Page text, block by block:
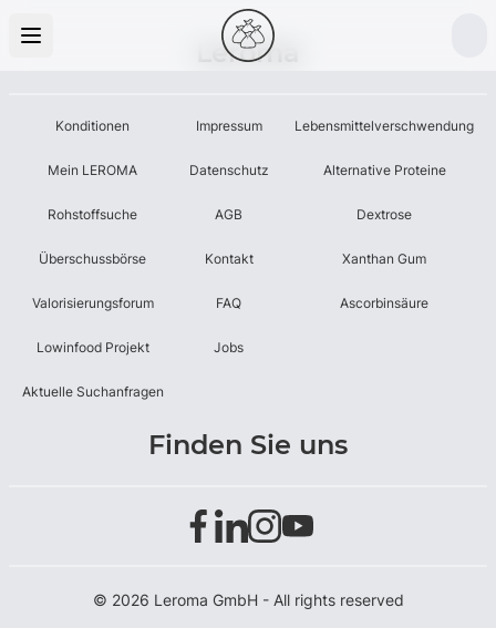
Leroma
Konditionen
Mein LEROMA
Rohstoffsuche
Überschussbörse
Valorisierungsforum
Lowinfood Projekt
Aktuelle Suchanfragen
Impressum
Datenschutz
AGB
Kontakt
FAQ
Jobs
Lebensmittelverschwendung
Alternative Proteine
Dextrose
Xanthan Gum
Ascorbinsäure
Finden Sie uns
© 2026 Leroma GmbH - All rights reserved